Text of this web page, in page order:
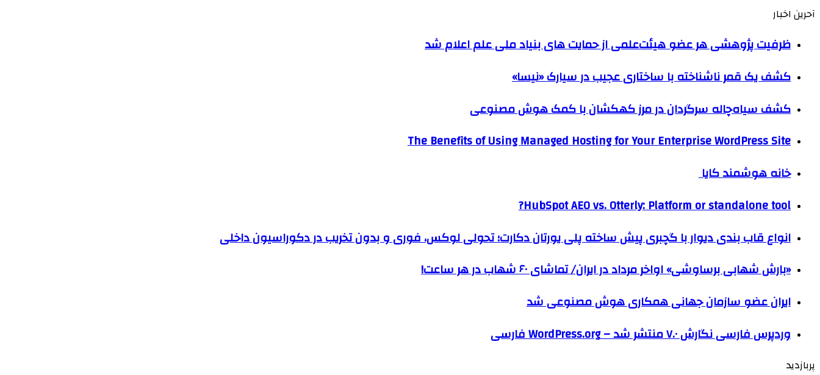
آحرین اخبار
ظرفیت پژوهشی هر عضو هیئت‌علمی از حمایت های بنیاد ملی علم اعلام شد
کشف یک قمر ناشناخته با ساختاری عجیب در سیارک «نیسا»
کشف سیاه‌چاله سرگردان در مرز کهکشان با کمک هوش مصنوعی
The Benefits of Using Managed Hosting for Your Enterprise WordPress Site
خانه هوشمند کایا
HubSpot AEO vs. Otterly: Platform or standalone tool?
انواع قاب بندی دیوار با گچبری پیش ساخته پلی یورتان دکارت؛ تحولی لوکس، فوری و بدون تخریب در دکوراسیون داخلی
«بارش شهابی برساوشی» اواخر مرداد در ایران/ تماشای ۶۰ شهاب در هر ساعت!
ایران عضو سازمان جهانی همکاری هوش مصنوعی شد
وردپرس فارسی نگارش ۷.۰ منتشر شد – WordPress.org فارسی
پربازدید